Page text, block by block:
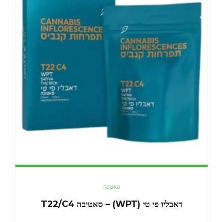
סאטיבה
דאבליו פי טי (WPT) – סאטיבה T22/C4